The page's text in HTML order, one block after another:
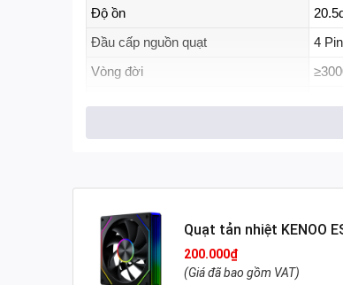
Độ ồn
Đầu cấp nguồn quạt 4
Vòng đời
Danh sách phụ kiện 4 ốc
Quạt tản nhiệt KENOO
200.000₫
(Giá đã bao gồm VAT)